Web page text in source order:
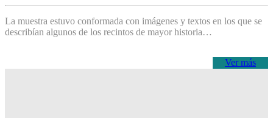
La muestra estuvo conformada con imágenes y textos en los que se
describían algunos de los recintos de mayor historia…
Ver más